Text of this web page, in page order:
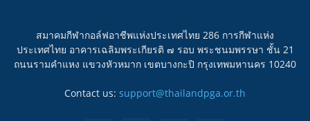
สมาคมกีฬากอล์ฟอาชีพแห่งประเทศไทย 286 การกีฬาแห่ง
ประเทศไทย อาคารเฉลิมพระเกียรติ ๗ รอบ พระชนมพรรษา ชั้น 21
ถนนรามคำแหง แขวงหัวหมาก เขตบางกะปิ กรุงเทพมหานคร 10240
Contact us: support@thailandpga.or.th